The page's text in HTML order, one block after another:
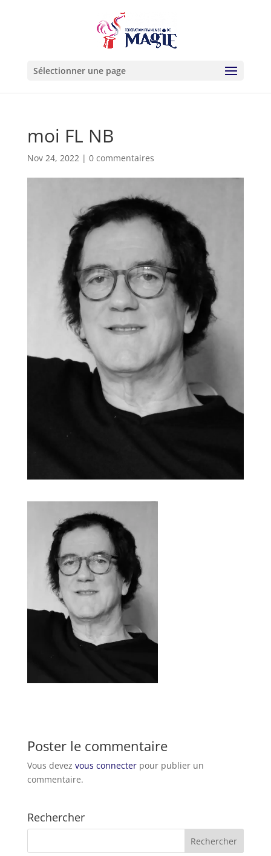
Sélectionner une page
moi FL NB
Nov 24, 2022| 0 commentaires
Poster le commentaire
Vous devez vous connecterpour publier un
commentaire.
Rechercher